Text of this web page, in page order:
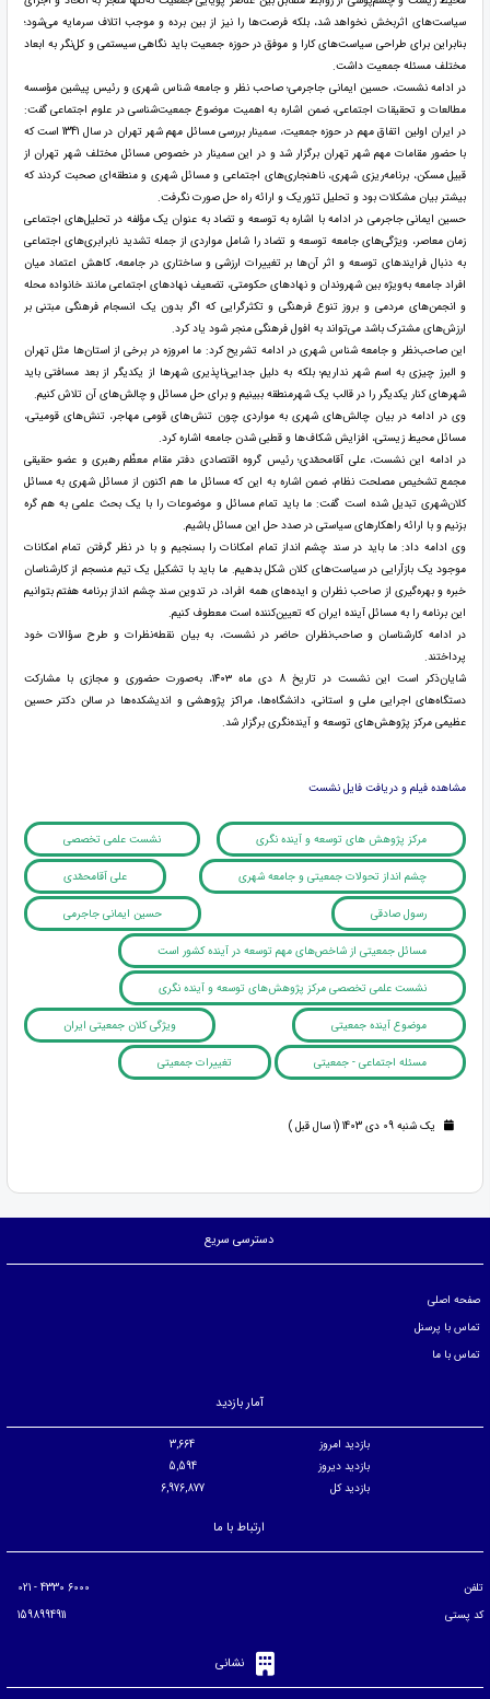
سیاست‌های اثربخش نخواهد شد، بلکه فرصت‌ها را نیز از بین برده و موجب اتلاف سرمایه می‌شود؛
بنابراین برای طراحی سیاست‌های کارا و موفق در حوزه جمعیت باید نگاهی سیستمی و کل‌نگر به ابعاد
مختلف مسئله جمعیت داشت.
در ادامه نشست، حسین ایمانی جاجرمی؛ صاحب نظر و جامعه شناس شهری و رئیس پیشین مؤسسه
مطالعات و تحقیقات اجتماعی، ضمن اشاره به اهمیت موضوع جمعیت‌شناسی در علوم اجتماعی گفت:
در ایران اولین اتفاق مهم در حوزه جمعیت، سمینار بررسی مسائل مهم شهر تهران در سال 1341 است که
با حضور مقامات مهم شهر تهران برگزار شد و در این سمینار در خصوص مسائل مختلف شهر تهران از
قبیل مسکن، برنامه‌ریزی شهری، ناهنجاری‌های اجتماعی و مسائل شهری و منطقه‌ای صحبت کردند که
بیشتر بیان مشکلات بود و تحلیل تئوریک و ارائه راه حل صورت نگرفت.
حسین ایمانی جاجرمی در ادامه با اشاره به توسعه و تضاد به عنوان یک مؤلفه در تحلیل‌های اجتماعی
زمان معاصر، ویژگی‌های جامعه توسعه و تضاد را شامل مواردی از جمله تشدید نابرابری‌های اجتماعی
به دنبال فرایندهای توسعه و اثر آن‌ها بر تغییرات ارزشی و ساختاری در جامعه، کاهش اعتماد میان
افراد جامعه به‌ویژه بین شهروندان و نهادهای حکومتی، تضعیف نهادهای اجتماعی مانند خانواده محله
و انجمن‌های مردمی و بروز تنوع فرهنگی و تکثرگرایی که اگر بدون یک انسجام فرهنگی مبتنی بر
ارزش‌های مشترک باشد می‌تواند به افول فرهنگی منجر شود یاد کرد.
این صاحب‌نظر و جامعه شناس شهری در ادامه تشریح کرد: ما امروزه در برخی از استان‌ها مثل تهران
و البرز چیزی به اسم شهر نداریم؛ بلکه به دلیل جدایی‌ناپذیری شهرها از یکدیگر از بعد مسافتی باید
شهرهای کنار یکدیگر را در قالب یک شهرمنطقه ببینیم و برای حل مسائل و چالش‌های آن تلاش کنیم.
وی در ادامه در بیان چالش‌های شهری به مواردی چون تنش‌های قومی مهاجر، تنش‌های قومیتی،
مسائل محیط زیستی، افزایش شکاف‌ها و قطبی شدن جامعه اشاره کرد.
در ادامه این نشست، علی آقامحمّدی؛ رئیس گروه اقتصادی دفتر مقام معظّم رهبری و عضو حقیقی
مجمع تشخیص مصلحت نظام، ضمن اشاره به این که مسائل ما هم اکنون از مسائل شهری به مسائل
کلان‌شهری تبدیل شده است گفت: ما باید تمام مسائل و موضوعات را با یک بحث علمی به هم گره
بزنیم و با ارائه راهکارهای سیاستی در صدد حل این مسائل باشیم.
وی ادامه داد: ما باید در سند چشم انداز تمام امکانات را بسنجیم و با در نظر گرفتن تمام امکانات
موجود یک بازآرایی در سیاست‌های کلان شکل بدهیم. ما باید با تشکیل یک تیم منسجم از کارشناسان
خبره و بهره‌گیری از صاحب نظران و ایده‌های همه افراد، در تدوین سند چشم انداز برنامه هفتم بتوانیم
این برنامه را به مسائل آینده ایران که تعیین‌کننده است معطوف کنیم.
در ادامه کارشناسان و صاحب‌نظران حاضر در نشست، به بیان نقطه‌نظرات و طرح سؤالات خود
پرداختند.
شایان‌ذکر است این نشست در تاریخ 8 دی ماه ۱۴۰۳، به‌صورت حضوری و مجازی با مشارکت
دستگاه‌های اجرایی ملی و استانی، دانشگاه‌ها، مراکز پژوهشی و اندیشکده‌ها در سالن دکتر حسین
عظیمی مرکز پژوهش‌های توسعه و آینده‌نگری برگزار شد.
مشاهده فیلم و دریافت فایل نشست
مرکز پژوهش های توسعه و آینده نگری نشست علمی تخصصی
چشم انداز تحولات جمعیتی و جامعه شهری علی آقامحمّدی
رسول صادقی حسین ایمانی جاجرمی
مسائل جمعیتی از شاخص‌های مهم توسعه در آینده کشور است
نشست علمی تخصصی مرکز پژوهش‌های توسعه و آینده نگری
موضوع آینده جمعیتی ویژگی کلان جمعیتی ایران
مسئله اجتماعی - جمعیتی تغییرات جمعیتی
یک شنبه 09 دی 1403 (1 سال قبل )
دسترسی سریع
صفحه اصلی
تماس با پرسنل
تماس با ما
آمار بازدید
بازدید امروز
3,664
بازدید دیروز
5,594
بازدید کل
6,976,877
ارتباط با ما
تلفن
کد پستی
نشانی